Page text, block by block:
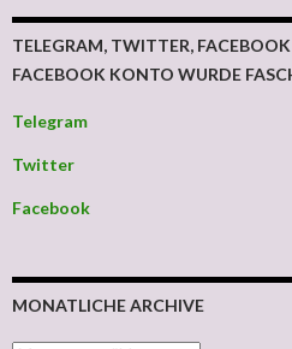
TELEGRAM, TWITTER,
FACEBOOK KONTO WURDE
Telegram
Twitter
Facebook
MONATLICHE ARCHIVE